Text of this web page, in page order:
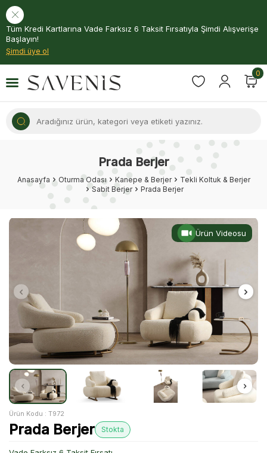
Tüm Kredi Kartlarına Vade Farksız 6 Taksit Fırsatıyla Şimdi Alışverişe
Başlayın!
Şimdi üye ol
0
Prada Berjer
Anasayfa Oturma Odası Kanepe & Berjer
Tekli Koltuk & Berjer
Sabit Berjer
Prada Berjer
Ürün Videosu
Ürün Kodu : T972
Prada Berjer Stokta